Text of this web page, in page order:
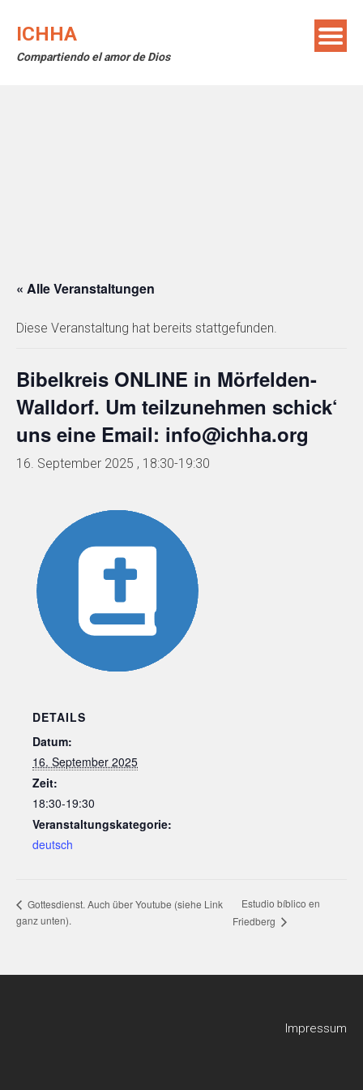
ICHHA
Compartiendo el amor de Dios
« Alle Veranstaltungen
Diese Veranstaltung hat bereits stattgefunden.
Bibelkreis ONLINE in Mörfelden-
Walldorf. Um teilzunehmen schick‘
uns eine Email: info@ichha.org
16. September 2025 , 18:30-19:30
DETAILS
Datum:
16. September 2025
Zeit:
18:30-19:30
Veranstaltungskategorie:
deutsch
Gottesdienst. Auch über Youtube (siehe Link
ganz unten).
Estudio bíblico en
Friedberg
Impressum